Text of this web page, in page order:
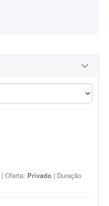
| Oferta: Privado | Duração